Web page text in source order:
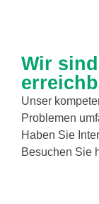
Wir
Unser
Problemen
Haben Sie
Besuchen Sie